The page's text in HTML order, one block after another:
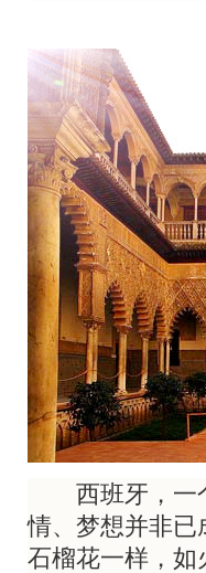
西班牙，一个
情、梦想并非已
石榴花一样，如